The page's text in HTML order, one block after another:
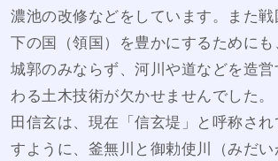
濃池の改修などをしています。また
下の国（領国）を豊かにするために
城郭のみならず、河川や道などを造
わる土木技術が欠かせませんでした
田信玄は、現在「信玄堤」と呼称さ
すように、釜無川と御勅使川（みだ